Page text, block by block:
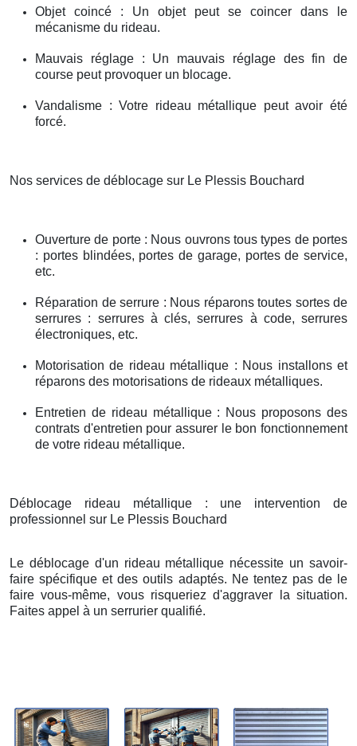
Objet coincé : Un objet peut se coincer dans le
mécanisme du rideau.
Mauvais réglage : Un mauvais réglage des fin de
course peut provoquer un blocage.
Vandalisme : Votre rideau métallique peut avoir été
forcé.
Nos services de déblocage sur Le Plessis Bouchard
Ouverture de porte : Nous ouvrons tous types de portes
: portes blindées, portes de garage, portes de service,
etc.
Réparation de serrure : Nous réparons toutes sortes de
serrures : serrures à clés, serrures à code, serrures
électroniques, etc.
Motorisation de rideau métallique : Nous installons et
réparons des motorisations de rideaux métalliques.
Entretien de rideau métallique : Nous proposons des
contrats d'entretien pour assurer le bon fonctionnement
de votre rideau métallique.
Déblocage rideau métallique : une intervention de
professionnel sur Le Plessis Bouchard
Le déblocage d'un rideau métallique nécessite un savoir-
faire spécifique et des outils adaptés. Ne tentez pas de le
faire vous-même, vous risqueriez d'aggraver la situation.
Faites appel à un serrurier qualifié.